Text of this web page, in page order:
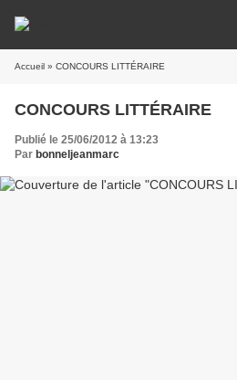
Accueil » CONCOURS LITTÉRAIRE
CONCOURS LITTÉRAIRE
Publié le 25/06/2012 à 13:23
Par bonneljeanmarc